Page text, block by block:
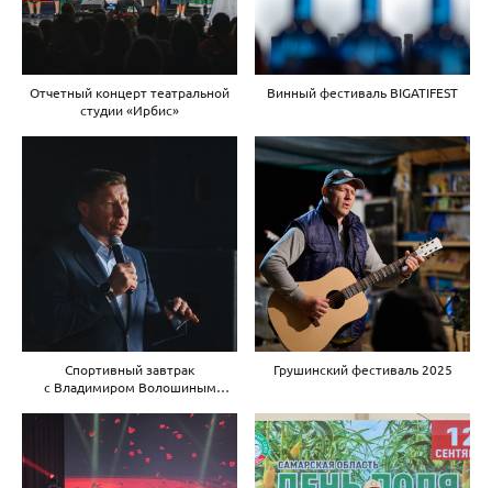
Отчетный концерт театральной
студии «Ирбис»
Винный фестиваль BIGATIFEST
Спортивный завтрак
с Владимиром Волошиным
Грушинский фестиваль 2025